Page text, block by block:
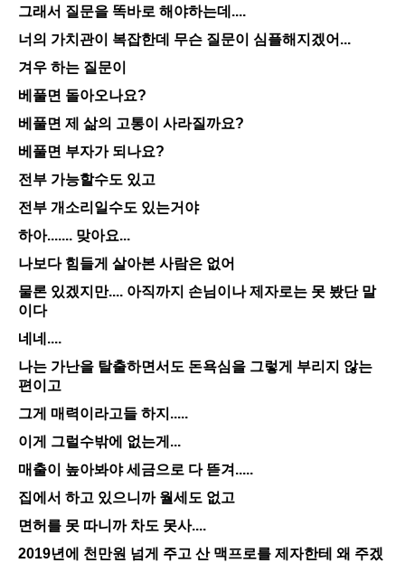
그래서 질문을 똑바로 해야하는데....
너의 가치관이 복잡한데 무슨 질문이 심플해지겠어...
겨우 하는 질문이
베풀면 돌아오나요?
베풀면 제 삶의 고통이 사라질까요?
베풀면 부자가 되나요?
전부 가능할수도 있고
전부 개소리일수도 있는거야
하아....... 맞아요...
나보다 힘들게 살아본 사람은 없어
물론 있겠지만.... 아직까지 손님이나 제자로는 못 봤단 말
이다
네네....
나는 가난을 탈출하면서도 돈욕심을 그렇게 부리지 않는
편이고
그게 매력이라고들 하지.....
이게 그럴수밖에 없는게...
매출이 높아봐야 세금으로 다 뜯겨.....
집에서 하고 있으니까 월세도 없고
면허를 못 따니까 차도 못사....
2019년에 천만원 넘게 주고 산 맥프로를 제자한테 왜 주겠